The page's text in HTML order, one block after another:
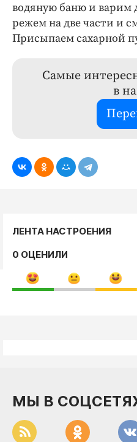
водяную баню и варим
режем на две части и
Присыпаем сахарной
Самые
в
ЛЕНТА НАСТРОЕНИЯ
0 ОЦЕНИЛИ
МЫ В